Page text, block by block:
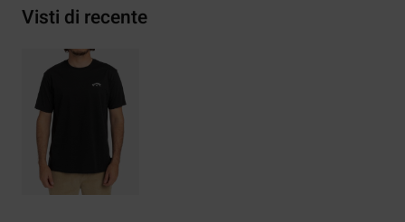
Visti di recente